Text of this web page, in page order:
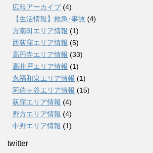
広報アーカイブ (4)
【生活情報】救急･事故 (4)
方南町エリア情報 (1)
西荻窪エリア情報 (5)
高円寺エリア情報 (33)
高井戸エリア情報 (1)
永福和泉エリア情報 (1)
阿佐ヶ谷エリア情報 (15)
荻窪エリア情報 (4)
野方エリア情報 (4)
中野エリア情報 (1)
twitter